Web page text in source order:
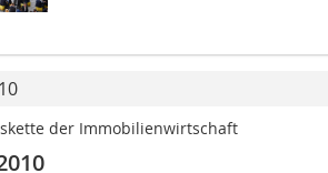
der Immobilienwirtschaft